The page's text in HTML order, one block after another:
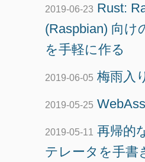
2019-06-23 Rust:
(Raspbian) 向け
を手軽に作る
2019-06-05 梅雨入
2019-05-25
2019-05-11 再帰的
テレータを手書